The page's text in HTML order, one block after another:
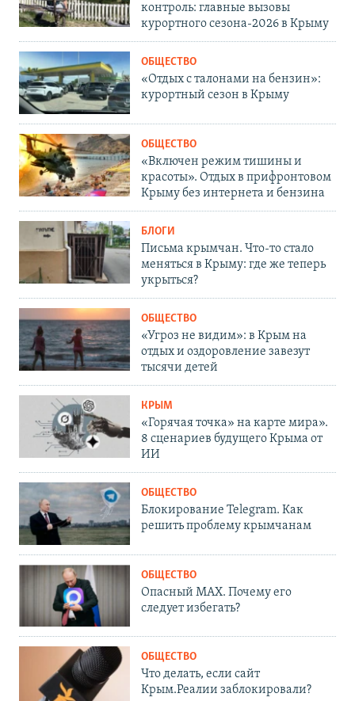
контроль: главные вызовы
курортного сезона-2026 в Крыму
ОБЩЕСТВО
«Отдых с талонами на бензин»:
курортный сезон в Крыму
ОБЩЕСТВО
«Включен режим тишины и
красоты». Отдых в прифронтовом
Крыму без интернета и бензина
БЛОГИ
Письма крымчан. Что-то стало
меняться в Крыму: где же теперь
укрыться?
ОБЩЕСТВО
«Угроз не видим»: в Крым на
отдых и оздоровление завезут
тысячи детей
КРЫМ
«Горячая точка» на карте мира».
8 сценариев будущего Крыма от
ИИ
ОБЩЕСТВО
Блокирование Telegram. Как
решить проблему крымчанам
ОБЩЕСТВО
Опасный MAX. Почему его
следует избегать?
ОБЩЕСТВО
Что делать, если сайт
Крым.Реалии заблокировали?